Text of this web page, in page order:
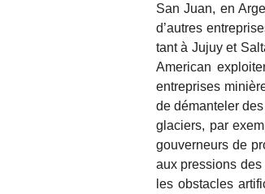
San Juan, en
d’autres
tant à Jujuy et
American
entreprises
de démanteler
glaciers, par
gouverneurs de
aux pressions des
les obstacles